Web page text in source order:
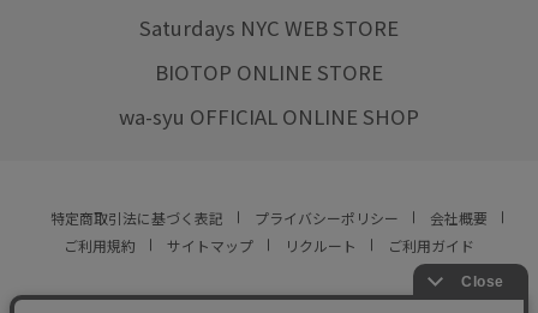
Saturdays NYC WEB STORE
BIOTOP ONLINE STORE
wa-syu OFFICIAL ONLINE SHOP
特定商取引法に基づく表記 プライバシーポリシー
会社概要
ご利用規約
サイトマップ リクルート ご利用ガイド